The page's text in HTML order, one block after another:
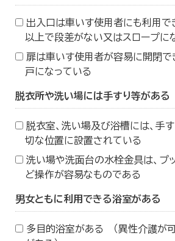
出入口は車いす使用者にも利用で
以上で段差がない又はスロープに
扉は車いす使用者が容易に開閉で
戸になっている
脱衣所や洗い場には手すり等がある
脱衣室、洗い場及び浴槽には、手
切な位置に設置されている
洗い場や洗面台の水栓金具は、プ
ど操作が容易なものである
男女ともに利用できる浴室がある
多目的浴室がある （異性介護が